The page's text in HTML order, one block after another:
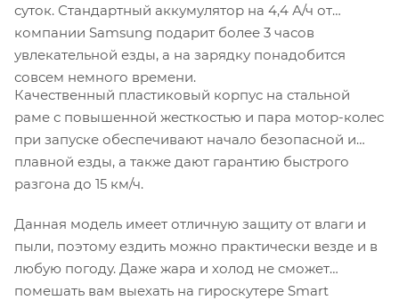
суток. Стандартный аккумулятор на 4,4 А/ч от
компании Samsung подарит более 3 часов
увлекательной езды, а на зарядку понадобится
совсем немного времени.
Качественный пластиковый корпус на стальной
раме с повышенной жесткостью и пара мотор-колес
при запуске обеспечивают начало безопасной и
плавной езды, а также дают гарантию быстрого
разгона до 15 км/ч.
Данная модель имеет отличную защиту от влаги и
пыли, поэтому ездить можно практически везде и в
любую погоду. Даже жара и холод не сможет
помешать вам выехать на гироскутере Smart